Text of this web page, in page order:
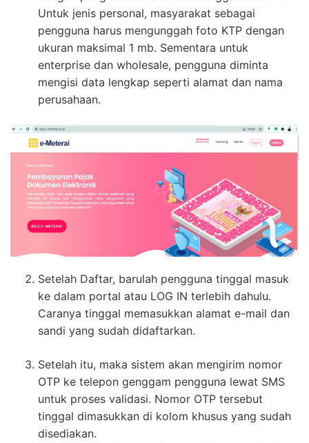
Untuk jenis personal, masyarakat sebagai
pengguna harus mengunggah foto KTP dengan
ukuran maksimal 1 mb. Sementara untuk
enterprise dan wholesale, pengguna diminta
mengisi data lengkap seperti alamat dan nama
perusahaan.
Setelah Daftar, barulah pengguna tinggal masuk
ke dalam portal atau LOG IN terlebih dahulu.
Caranya tinggal memasukkan alamat e-mail dan
sandi yang sudah didaftarkan.
Setelah itu, maka sistem akan mengirim nomor
OTP ke telepon genggam pengguna lewat SMS
untuk proses validasi. Nomor OTP tersebut
tinggal dimasukkan di kolom khusus yang sudah
disediakan.